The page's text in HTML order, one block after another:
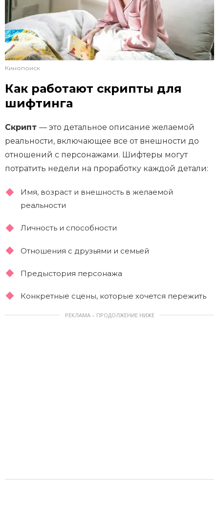
Кинопоиск
Как работают скрипты для
шифтинга
Скрипт — это детальное описание желаемой
реальности, включающее все от внешности до
отношений с персонажами. Шифтеры могут
потратить недели на проработку каждой детали:
Имя, возраст и внешность в желаемой
реальности
Личность и способности
Отношения с друзьями и семьей
Предыстория персонажа
Конкретные сцены, которые хочется пережить
РЕКЛАМА – ПРОДОЛЖЕНИЕ НИЖЕ